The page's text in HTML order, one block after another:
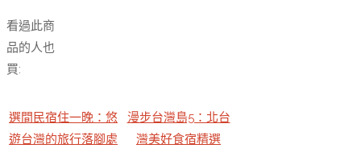
看過此商
品的人也
買:
選間民宿住一晚：悠
遊台灣的旅行落腳處
漫步台灣島5：北台
灣美好食宿精選